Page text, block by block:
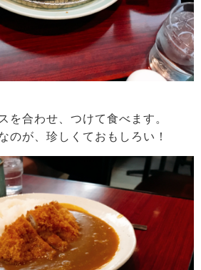
を合わせ、つけて食べます。
のが、珍しくておもしろい！